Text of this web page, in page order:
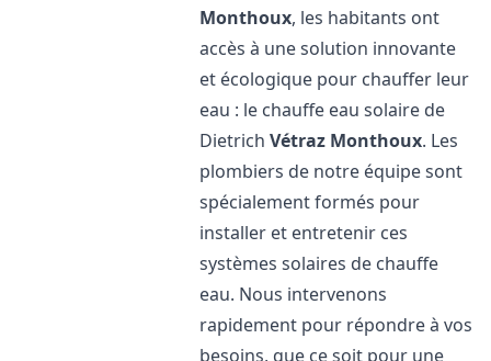
Monthoux, les habitants ont
accès à une solution innovante
et écologique pour chauffer leur
eau : le chauffe eau solaire de
DietrichVétraz Monthoux. Les
plombiers de notre équipe sont
spécialement formés pour
installer et entretenir ces
systèmes solaires de chauffe
eau. Nous intervenons
rapidement pour répondre à vos
besoins, que ce soit pour une